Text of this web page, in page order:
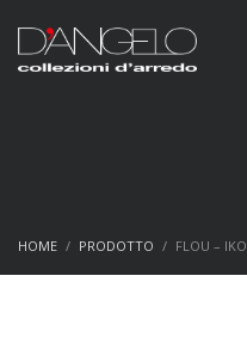
HOME PRODOTTO FLOU – IKO